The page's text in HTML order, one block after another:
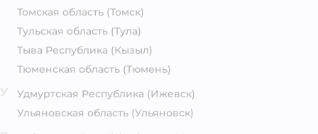
Томская область (Томск)
Тульская область (Тула)
Тыва Республика (Кызыл)
Тюменская область (Тюмень)
Удмуртская Республика (Ижевск)
Ульяновская область (Ульяновск)